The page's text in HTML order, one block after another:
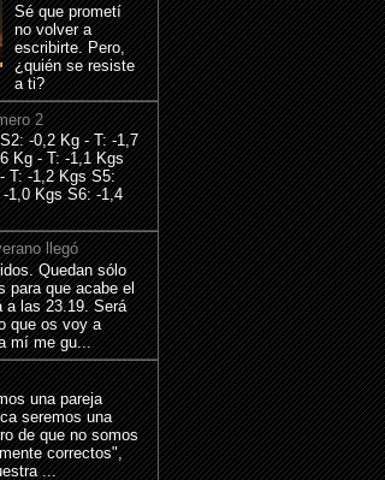
Sé que prometí
no volver a
escribirte. Pero,
¿quién se resiste
a ti?
2
-0,2 Kg - T: -1,7
Kg - T: -1,1 Kgs
T: -1,2 Kgs S5:
1,0 Kgs S6: -1,4
llegó
Quedan sólo
para que acabe el
a las 23.19. Será
que os voy a
mí me gu...
una pareja
seremos una
de que no somos
correctos",
...